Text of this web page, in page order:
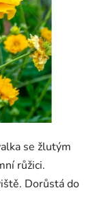
se žlutým
růžici.
Dorůstá do